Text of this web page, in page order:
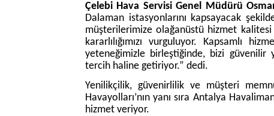
Çelebi Hava Servisi Genel Müdürü
Dalaman istasyonlarını kapsayacak
müşterilerimize olağanüstü hizmet
kararlılığımızı vurguluyor. Kapsamlı
yeteneğimizle birleştiğinde, bizi
tercih haline getiriyor.” dedi.
Yenilikçilik, güvenirlilik ve müşteri
Havayolları’nın yanı sıra Antalya
hizmet veriyor.